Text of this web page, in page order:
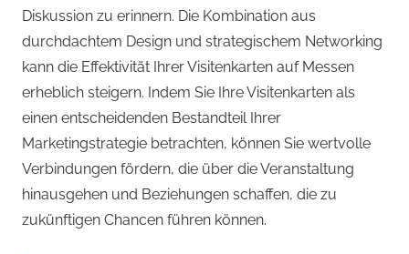
Diskussion zu erinnern. Die Kombination aus
durchdachtem Design und strategischem Networking
kann die Effektivität Ihrer Visitenkarten auf Messen
erheblich steigern. Indem Sie Ihre Visitenkarten als
einen entscheidenden Bestandteil Ihrer
Marketingstrategie betrachten, können Sie wertvolle
Verbindungen fördern, die über die Veranstaltung
hinausgehen und Beziehungen schaffen, die zu
zukünftigen Chancen führen können.